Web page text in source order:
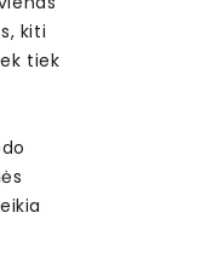
kiti
tiek